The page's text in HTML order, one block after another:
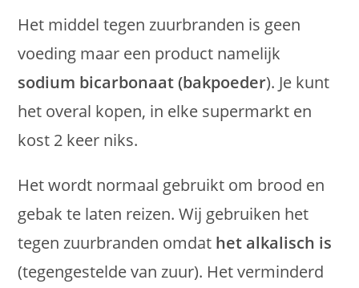
Het middel tegen zuurbranden is geen
voeding maar een product namelijk
sodium bicarbonaat (bakpoeder). Je kunt
het overal kopen, in elke supermarkt en
kost 2 keer niks.
Het wordt normaal gebruikt om brood en
gebak te laten reizen. Wij gebruiken het
tegen zuurbranden omdat het alkalisch is
(tegengestelde van zuur). Het verminderd